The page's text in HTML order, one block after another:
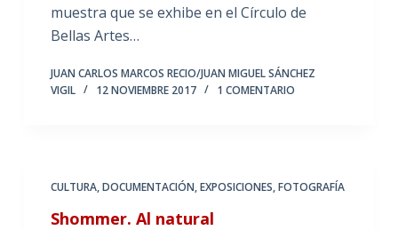
muestra que se exhibe en el Círculo de
Bellas Artes…
JUAN CARLOS MARCOS RECIO/JUAN MIGUEL SÁNCHEZ
VIGIL
12 NOVIEMBRE 2017 1 COMENTARIO
CULTURA,DOCUMENTACIÓN,EXPOSICIONES,FOTOGRAFÍA
Shommer. Al natural